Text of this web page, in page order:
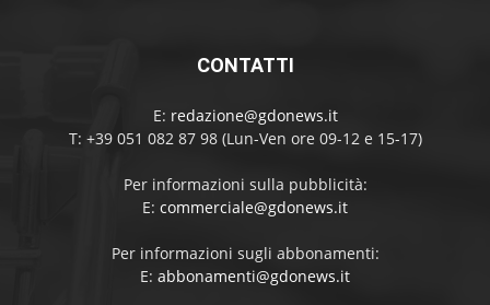
CONTATTI
E: redazione@gdonews.it
T: +39 051 082 87 98 (Lun-Ven ore 09-12 e 15-17)
Per informazioni sulla pubblicità:
E: commerciale@gdonews.it
Per informazioni sugli abbonamenti:
E: abbonamenti@gdonews.it